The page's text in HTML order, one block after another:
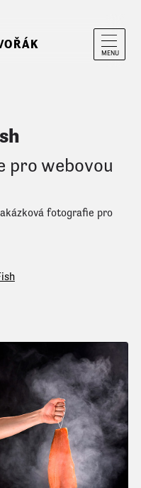
MENU
pro webovou
fotografie pro